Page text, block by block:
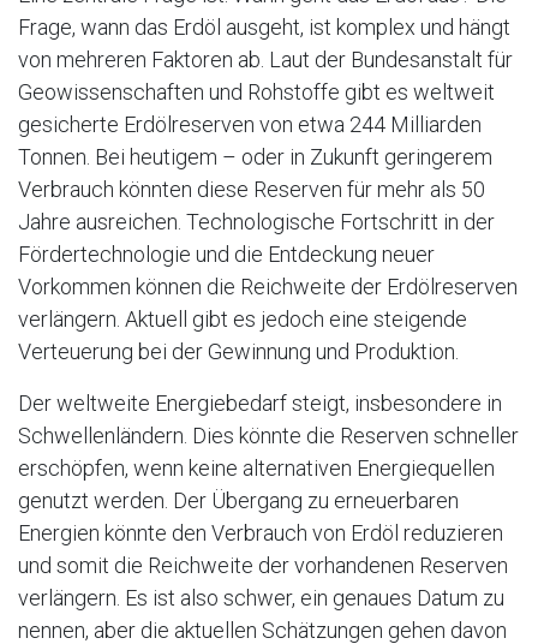
Frage, wann das Erdöl ausgeht, ist komplex und hängt
von mehreren Faktoren ab. Laut der Bundesanstalt für
Geowissenschaften und Rohstoffe gibt es weltweit
gesicherte Erdölreserven von etwa 244 Milliarden
Tonnen. Bei heutigem – oder in Zukunft geringerem
Verbrauch könnten diese Reserven für mehr als 50
Jahre ausreichen. Technologische Fortschritt in der
Fördertechnologie und die Entdeckung neuer
Vorkommen können die Reichweite der Erdölreserven
verlängern. Aktuell gibt es jedoch eine steigende
Verteuerung bei der Gewinnung und Produktion.
Der weltweite Energiebedarf steigt, insbesondere in
Schwellenländern. Dies könnte die Reserven schneller
erschöpfen, wenn keine alternativen Energiequellen
genutzt werden. Der Übergang zu erneuerbaren
Energien könnte den Verbrauch von Erdöl reduzieren
und somit die Reichweite der vorhandenen Reserven
verlängern. Es ist also schwer, ein genaues Datum zu
nennen, aber die aktuellen Schätzungen gehen davon